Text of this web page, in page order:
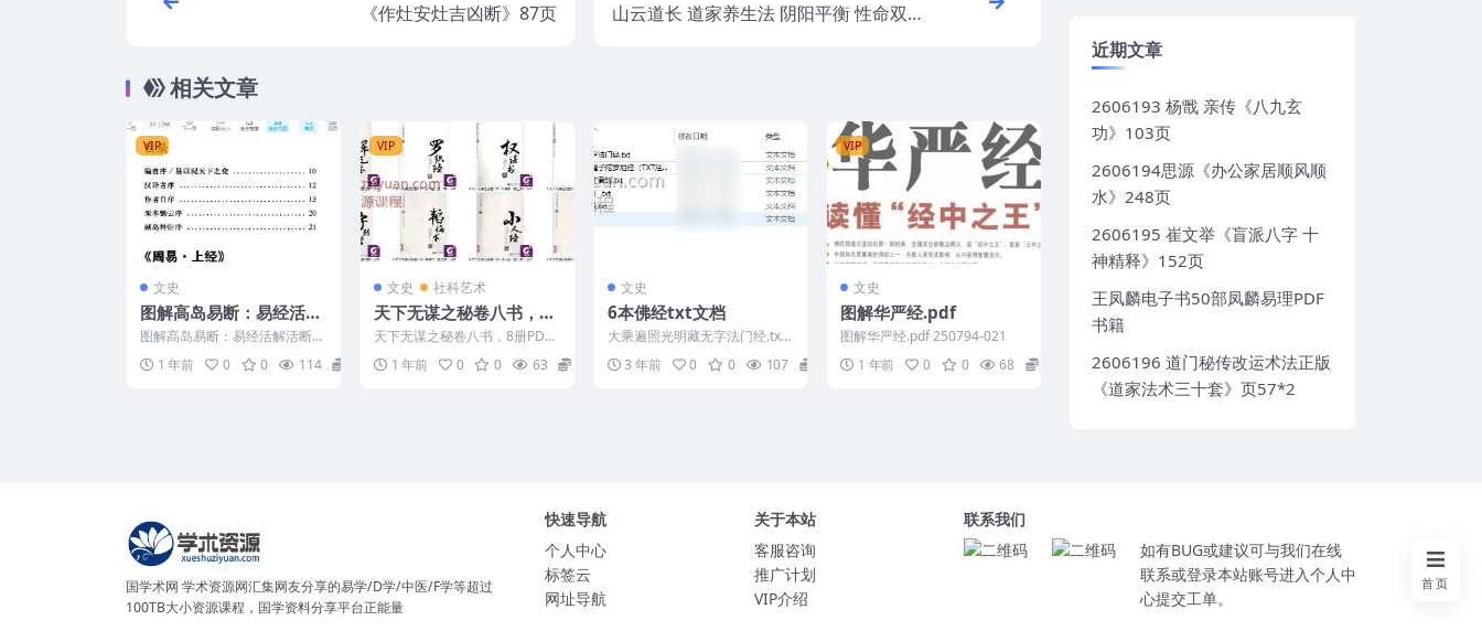
《作灶安灶吉凶断》87页
山云道长 道家养生法 阴阳平衡 性命双修
相关文章
VIP
文史
图解高岛易断：易经活解
活断500例.pdf
图解高岛易断：易经活解活断5
00例.pdf 250794-019
1 年前 0 0 114
VIP
文史 社科艺术
天下无谋之秘卷八书，8
册PDF文档Y
天下无谋之秘卷八书，8册PDF
文档Y 2507292 2507292 天下
无谋之...
1 年前 0 0 63
文史
6本佛经txt文档
大乘遍照光明藏无字法门经.txt
佛说长寿灭罪护诸童子陀罗尼经
（TXT注音版）....
3 年前 0 0 107
VIP
文史
图解华严经.pdf
图解华严经.pdf 250794-021
1 年前
0 0 68
近期文章
2606193 杨戬 亲传《八九玄
功》103页
2606194思源《办公家居顺风顺
水》248页
2606195 崔文举《盲派八字 十
神精释》152页
王凤麟电子书50部凤麟易理PDF
书籍
2606196 道门秘传改运术法正版
《道家法术三十套》页57*2
国学术网 学术资源网汇集网友分享的易学/D学/中医/F学等超过
100TB大小资源课程，国学资料分享平台正能量
快速导航
个人中心
标签云
网址导航
关于本站
客服咨询
推广计划
VIP介绍
联系我们
如有BUG或建议可与我们在线
联系或登录本站账号进入个人中
心提交工单。
首页